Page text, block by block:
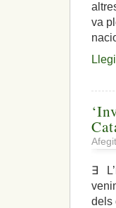
va
∃
dels